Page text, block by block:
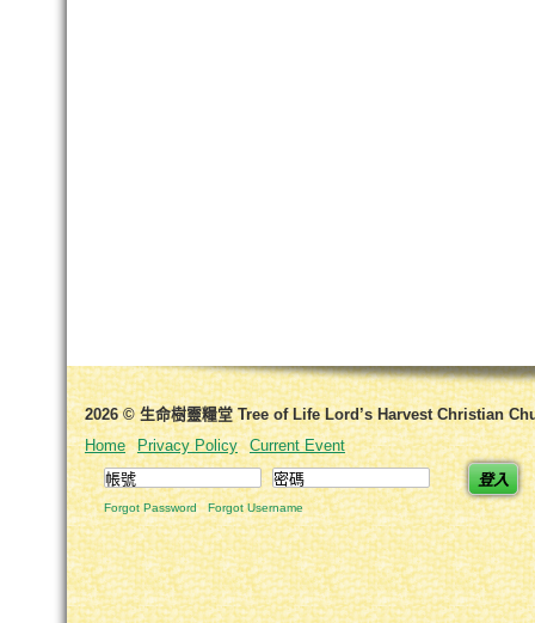
2026 © 生命樹靈糧堂 Tree of Life Lord’s Harvest Christian
Home
Privacy Policy
Current Event
登入
Forgot Password Forgot Username